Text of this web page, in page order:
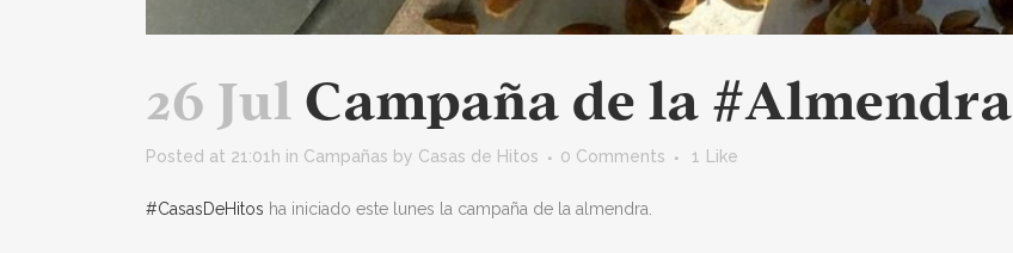
26 Jul Campaña de la #Almendra
Posted at 21:01h in Campañas by Casas de Hitos 0 Comments 1 Like
#CasasDeHitos ha iniciado este lunes la campaña de la almendra.